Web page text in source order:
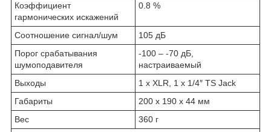
Коэффициент
гармонических искажений
0.8 %
Соотношение сигнал/шум
105 дБ
Порог срабатывания
шумоподавителя
-100 – -70 дБ,
настраиваемый
Выходы
1 x XLR, 1 x 1/4″ TS Jack
Габариты
200 х 190 х 44 мм
Вес
360 г